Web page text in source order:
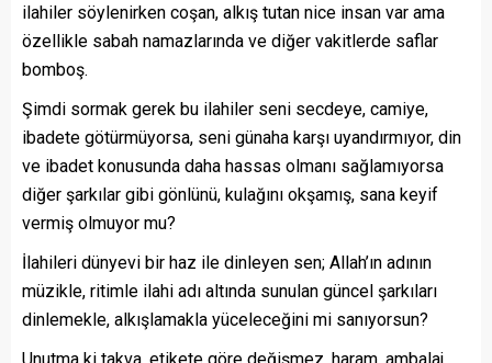
ilahiler söylenirken coşan, alkış tutan nice insan var ama
özellikle sabah namazlarında ve diğer vakitlerde saflar
bomboş.
Şimdi sormak gerek bu ilahiler seni secdeye, camiye,
ibadete götürmüyorsa, seni günaha karşı uyandırmıyor, din
ve ibadet konusunda daha hassas olmanı sağlamıyorsa
diğer şarkılar gibi gönlünü, kulağını okşamış, sana keyif
vermiş olmuyor mu?
İlahileri dünyevi bir haz ile dinleyen sen; Allah’ın adının
müzikle, ritimle ilahi adı altında sunulan güncel şarkıları
dinlemekle, alkışlamakla yüceleceğini mi sanıyorsun?